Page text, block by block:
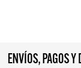
ENVÍOS, PAGOS Y